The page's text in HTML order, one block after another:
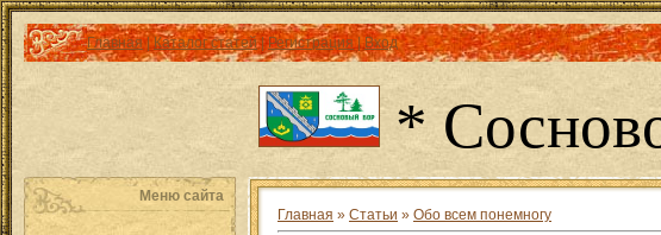
Главная|Каталог статей|Регистрация |Вход
*
Меню сайта
Главная » Статьи » Обо всем понемногу